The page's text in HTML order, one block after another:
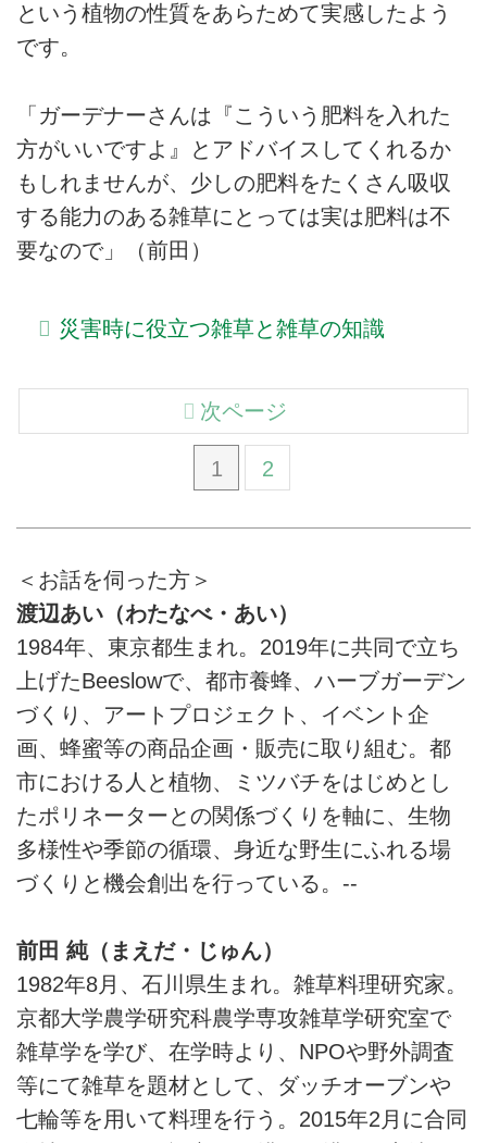
という植物の性質をあらためて実感したよう
です。
「ガーデナーさんは『こういう肥料を入れた
方がいいですよ』とアドバイスしてくれるか
もしれませんが、少しの肥料をたくさん吸収
する能力のある雑草にとっては実は肥料は不
要なので」（前田）
災害時に役立つ雑草と雑草の知識
1 2
次ページ
＜お話を伺った方＞
渡辺あい（わたなべ・あい）
1984年、東京都生まれ。2019年に共同で立ち
上げたBeeslowで、都市養蜂、ハーブガーデン
づくり、アートプロジェクト、イベント企
画、蜂蜜等の商品企画・販売に取り組む。都
市における人と植物、ミツバチをはじめとし
たポリネーターとの関係づくりを軸に、生物
多様性や季節の循環、身近な野生にふれる場
づくりと機会創出を行っている。--
前田 純（まえだ・じゅん）
1982年8月、石川県生まれ。雑草料理研究家。
京都大学農学研究科農学専攻雑草学研究室で
雑草学を学び、在学時より、NPOや野外調査
等にて雑草を題材として、ダッチオーブンや
七輪等を用いて料理を行う。2015年2月に合同